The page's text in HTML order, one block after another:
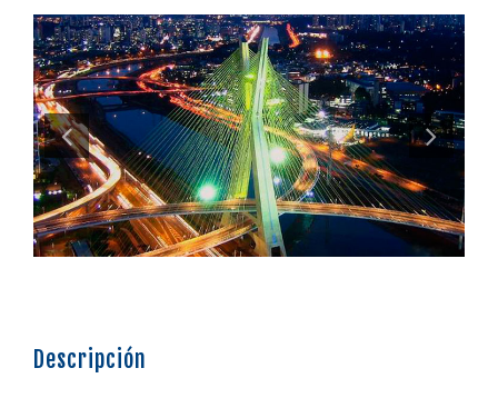
SISTEMA DE FINANCIAMIENTO BOLSA DE EMPLEO
Descripción